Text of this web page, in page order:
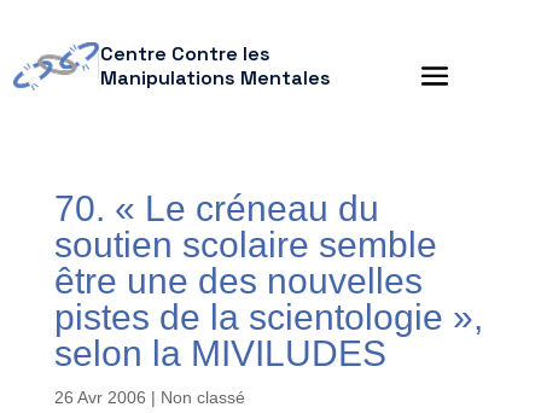
Centre Contre les
Manipulations Mentales
70. « Le créneau du
soutien scolaire semble
être une des nouvelles
pistes de la scientologie »,
selon la MIVILUDES
26 Avr 2006 | Non classé